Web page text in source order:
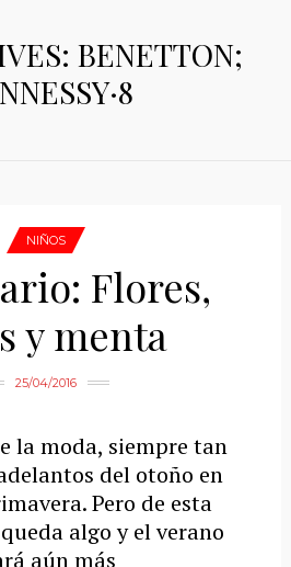
BENETTON;
NIÑOS
Flores,
y menta
25/04/2016
la moda, siempre tan
del otoño en
Pero de esta
algo y el verano
aún más